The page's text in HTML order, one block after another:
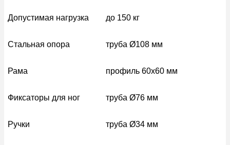
Допустимая нагрузка до 150 кг
Стальная опора труба Ø108 мм
Рама профиль 60х60 мм
Фиксаторы для ног труба Ø76 мм
Ручки труба Ø34 мм